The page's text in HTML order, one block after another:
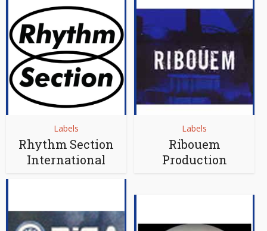
Labels
Rhythm Section
International
Labels
Ribouem
Production